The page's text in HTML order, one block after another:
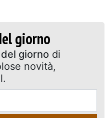
giorno
giorno di
novità,